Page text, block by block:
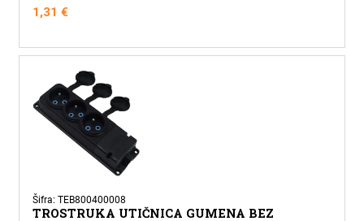
1,31€
Šifra: TEB800400008
TROSTRUKA UTIČNICA GUMENA BEZ